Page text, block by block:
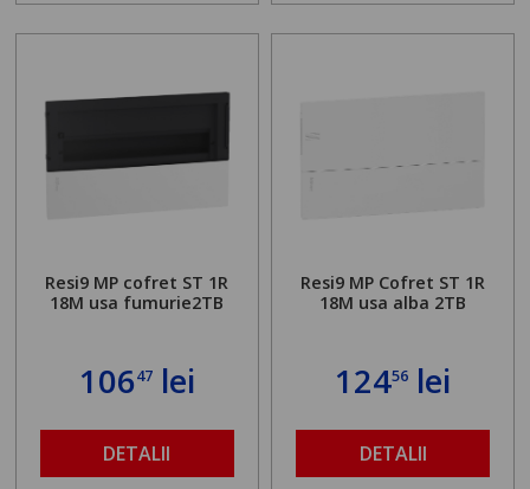
Resi9 MP cofret ST 1R
18M usa fumurie2TB
10647lei
DETALII
Resi9 MP Cofret ST 1R
18M usa alba 2TB
12456 lei
DETALII